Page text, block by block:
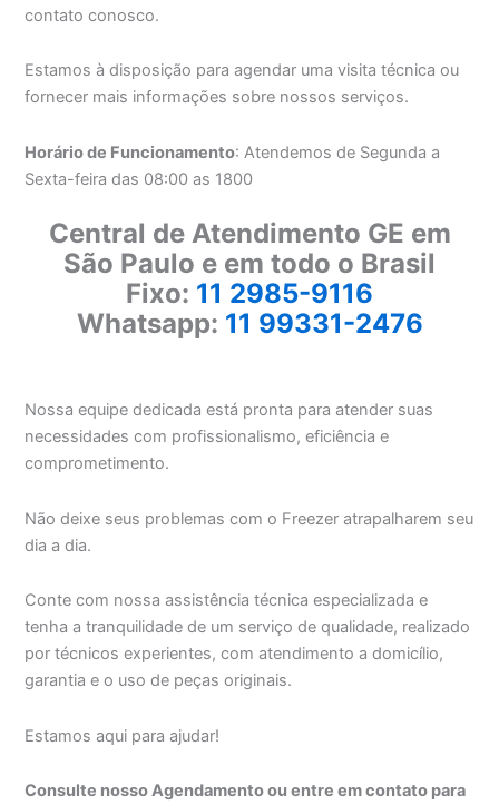
contato conosco.
Estamos à disposição para agendar uma visita técnica ou
fornecer mais informações sobre nossos serviços.
Horário de Funcionamento: Atendemos de Segunda a
Sexta-feira das 08:00 as 1800
Central de Atendimento GE em
São Paulo e em todo o Brasil
Fixo: 11 2985-9116
Whatsapp: 11 99331-2476
Nossa equipe dedicada está pronta para atender suas
necessidades com profissionalismo, eficiência e
comprometimento.
Não deixe seus problemas com o Freezer atrapalharem seu
dia a dia.
Conte com nossa assistência técnica especializada e
tenha a tranquilidade de um serviço de qualidade, realizado
por técnicos experientes, com atendimento a domicílio,
garantia e o uso de peças originais.
Estamos aqui para ajudar!
Consulte nosso Agendamento ou entre em contato para